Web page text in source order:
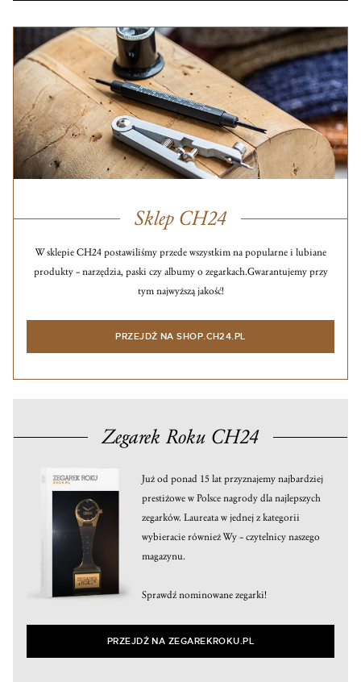
Sklep CH24
W sklepie CH24 postawiliśmy przede wszystkim na popularne i lubiane
produkty – narzędzia, paski czy albumy o zegarkach.Gwarantujemy przy
tym najwyższą jakość!
PRZEJDŹ NA SHOP.CH24.PL
Zegarek Roku CH24
Już od ponad 15 lat przyznajemy najbardziej
prestiżowe w Polsce nagrody dla najlepszych
zegarków. Laureata w jednej z kategorii
wybieracie również Wy – czytelnicy naszego
magazynu.
Sprawdź nominowane zegarki!
PRZEJDŹ NA ZEGAREKROKU.PL